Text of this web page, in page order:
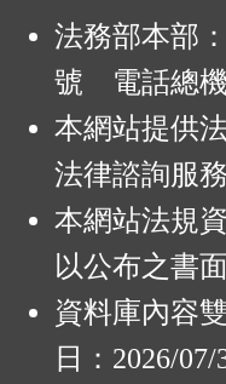
法務部本部
號 電話總機
本網站提供
法律諮詢服務
本網站法規
以公布之書
資料庫內容
日：2026/07/